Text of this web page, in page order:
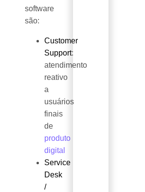
software
são:
Customer
Support:
atendimento
reativo
a
usuários
finais
de
produto
digital
Service
Desk
/